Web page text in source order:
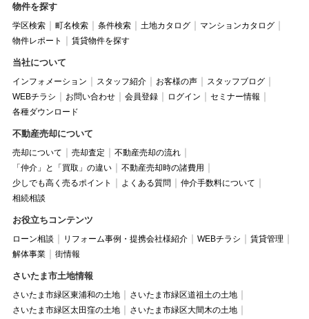
物件を探す
学区検索 町名検索 条件検索 土地カタログ
マンションカタログ
物件レポート
賃貸物件を探す
当社について
インフォメーション スタッフ紹介 お客様の声
スタッフブログ
WEBチラシ
お問い合わせ 会員登録 ログイン
セミナー情報
各種ダウンロード
不動産売却について
売却について 売却査定
不動産売却の流れ
「仲介」と「買取」の違い
不動産売却時の諸費用
少しでも高く売るポイント
よくある質問
仲介手数料について
相続相談
お役立ちコンテンツ
ローン相談 リフォーム事例・提携会社様紹介 WEBチラシ
賃貸管理
解体事業
街情報
さいたま市土地情報
さいたま市緑区東浦和の土地
さいたま市緑区道祖土の土地
さいたま市緑区太田窪の土地
さいたま市緑区大間木の土地